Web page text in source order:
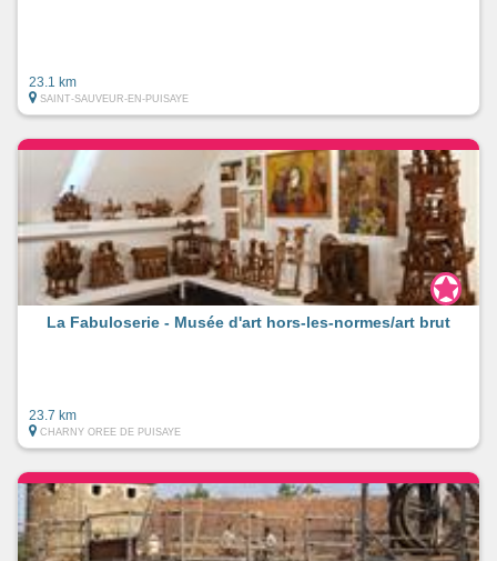
23.1 km
SAINT-SAUVEUR-EN-PUISAYE
La Fabuloserie - Musée d'art hors-les-normes/art brut
23.7 km
CHARNY OREE DE PUISAYE